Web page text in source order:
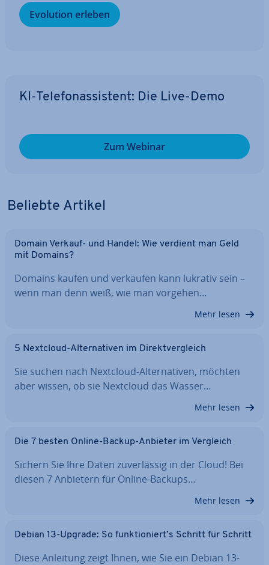
Evolution erleben
KI-Te­le­fon­as­sis­tent: Die Live-Demo
Zum Webinar
Beliebte Artikel
Domain Verkauf- und Handel: Wie verdient man Geld
mit Domains?
Domains kaufen und verkaufen kann lukrativ sein –
wenn man denn weiß, wie man vorgehen…
Mehr lesen
5 Nextcloud-Al­ter­na­ti­ven im Di­rekt­ver­gleich
Sie suchen nach Nextcloud-Al­ter­na­ti­ven, möchten
aber wissen, ob sie Nextcloud das Wasser…
Mehr lesen
Die 7 besten Online-Backup-Anbieter im Vergleich
Sichern Sie Ihre Daten zu­ver­läs­sig in der Cloud! Bei
diesen 7 Anbietern für Online-Backups…
Mehr lesen
Debian 13-Upgrade: So funk­tio­niert’s Schritt für Schritt
Diese Anleitung zeigt Ihnen, wie Sie ein Debian 13-